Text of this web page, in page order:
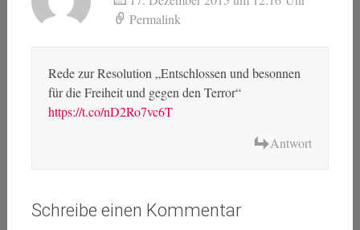
Permalink
Rede zur Resolution „Entschlossen und besonnen
für die Freiheit und gegen den Terror“
https://t.co/nD2Ro7vc6T
Antwort
Schreibe einen Kommentar